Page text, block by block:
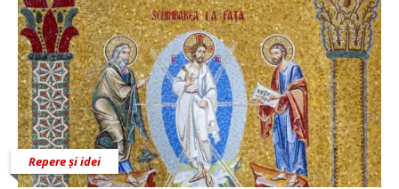
Repere și idei